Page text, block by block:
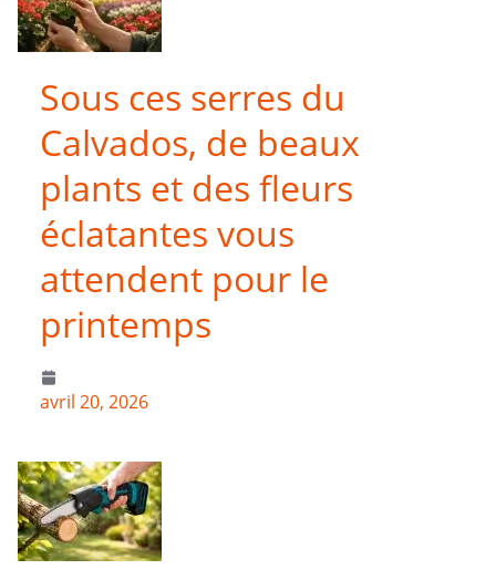
Sous ces serres du
Calvados, de beaux
plants et des fleurs
éclatantes vous
attendent pour le
printemps
avril 20, 2026